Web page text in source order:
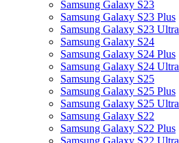
Samsung Galaxy S23
Samsung Galaxy S23 Plus
Samsung Galaxy S23 Ultra
Samsung Galaxy S24
Samsung Galaxy S24 Plus
Samsung Galaxy S24 Ultra
Samsung Galaxy S25
Samsung Galaxy S25 Plus
Samsung Galaxy S25 Ultra
Samsung Galaxy S22
Samsung Galaxy S22 Plus
Samsung Galaxy S22 Ultra